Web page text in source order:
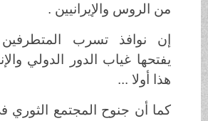
من الروس والإيرانيين .
إن نوافذ تسرب المتطرفين
يفتحها غياب الدور الدولي
هذا أولا ...
كما أن جنوح المجتمع الثوري